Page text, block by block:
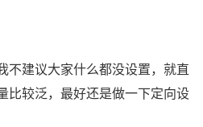
建议大家什么都没设置，就直
比较泛，最好还是做一下定向设